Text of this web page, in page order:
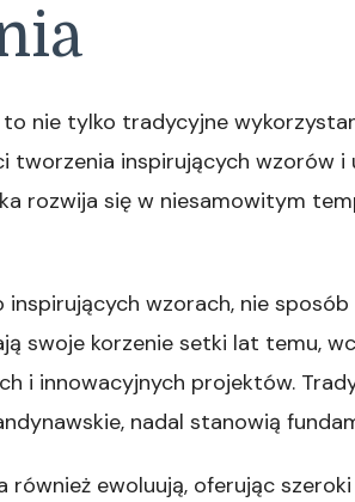
nie tylko tradycyjne
tworzenia inspirujących wzorów i
rozwija się w niesamowitym
inspirujących wzorach, nie
swoje korzenie setki lat temu,
i innowacyjnych projektów.
nadal stanowią
również ewoluują, oferując